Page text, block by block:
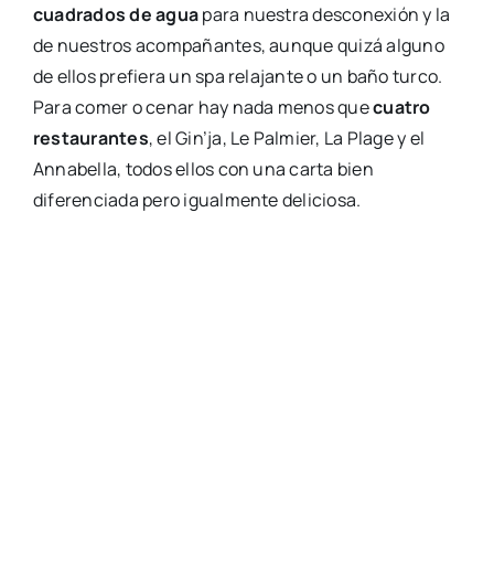
cuadrados de aguapara nuestra desconexión y la
de nuestros acompañantes, aunque quizá alguno
de ellos prefiera un spa relajante o un baño turco.
Para comer o cenar hay nada menos quecuatro
restaurantes, el Gin’ja, Le Palmier, La Plage y el
Annabella, todos ellos con una carta bien
diferenciada pero igualmente deliciosa.